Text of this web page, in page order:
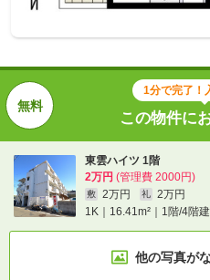
1分で完了！
この物件に
東雲ハイツ 1階
2万円 (管理費 2000円)
敷 2万円 礼
2万円
1K｜16.41m²｜1階/4階建
他の写真が